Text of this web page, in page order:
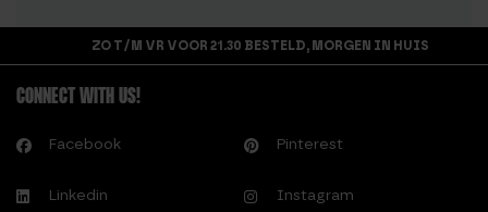
ZO T/M VR VOOR 21.30 BESTELD, MORGEN IN HUIS
CONNECT WITH US!
Facebook Pinterest
Linkedin Instagram